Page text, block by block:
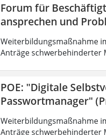
Forum für
ansprechen und
Weiterbildungsmaßnahme
Anträge schwerbehinderter
POE: "Digitale
Passwortmanager"
Weiterbildungsmaßnahme
Anträge schwerbehinderter